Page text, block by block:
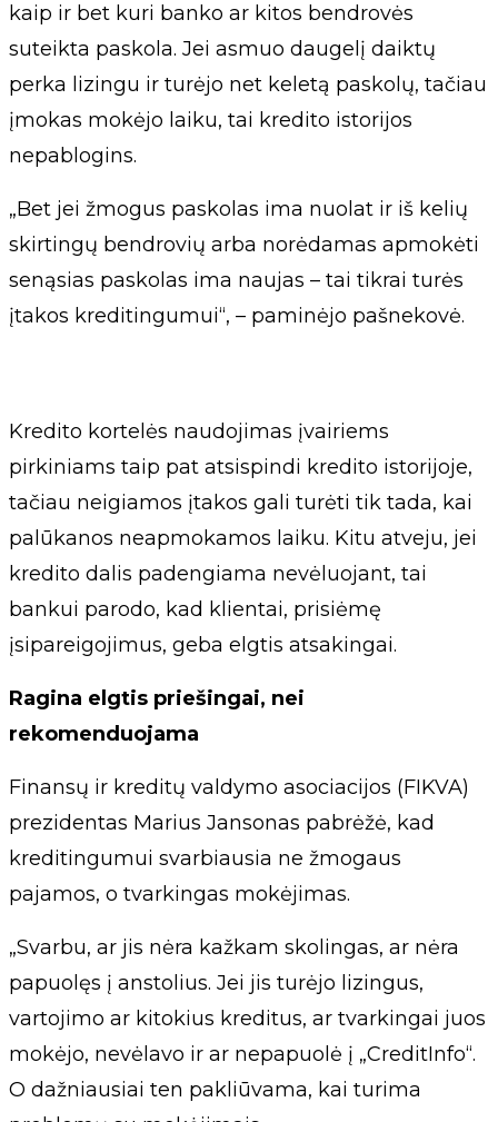
kaip ir bet kuri banko ar kitos bendrovės
suteikta paskola. Jei asmuo daugelį daiktų
perka lizingu ir turėjo net keletą paskolų, tačiau
įmokas mokėjo laiku, tai kredito istorijos
nepablogins.
„Bet jei žmogus paskolas ima nuolat ir iš kelių
skirtingų bendrovių arba norėdamas apmokėti
senąsias paskolas ima naujas – tai tikrai turės
įtakos kreditingumui“, – paminėjo pašnekovė.
Kredito kortelės naudojimas įvairiems
pirkiniams taip pat atsispindi kredito istorijoje,
tačiau neigiamos įtakos gali turėti tik tada, kai
palūkanos neapmokamos laiku. Kitu atveju, jei
kredito dalis padengiama nevėluojant, tai
bankui parodo, kad klientai, prisiėmę
įsipareigojimus, geba elgtis atsakingai.
Ragina elgtis priešingai, nei
rekomenduojama
Finansų ir kreditų valdymo asociacijos (FIKVA)
prezidentas Marius Jansonas pabrėžė, kad
kreditingumui svarbiausia ne žmogaus
pajamos, o tvarkingas mokėjimas.
„Svarbu, ar jis nėra kažkam skolingas, ar nėra
papuolęs į anstolius. Jei jis turėjo lizingus,
vartojimo ar kitokius kreditus, ar tvarkingai juos
mokėjo, nevėlavo ir ar nepapuolė į „CreditInfo“.
O dažniausiai ten pakliūvama, kai turima